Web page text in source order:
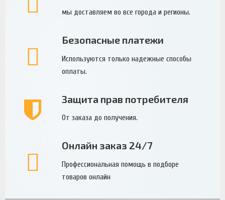
мы доставляем во все города и регионы.
Безопасные платежи
Используются только надежные способы
оплаты.
Защита прав потребителя
От заказа до получения.
Онлайн заказ 24/7
Профессиональная помощь в подборе
товаров онлайн